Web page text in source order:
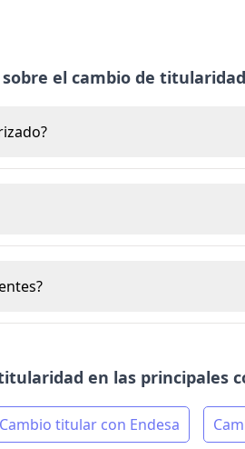
el cambio de
en las principales
Cambio titular con Endesa